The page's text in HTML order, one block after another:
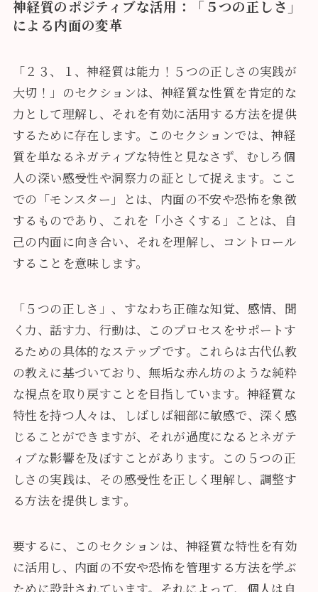
神経質のポジティブな活用：「５つの正しさ」
による内面の変革
「２３、１、神経質は能力！５つの正しさの実践が
大切！」のセクションは、神経質な性質を肯定的な
力として理解し、それを有効に活用する方法を提供
するために存在します。このセクションでは、神経
質を単なるネガティブな特性と見なさず、むしろ個
人の深い感受性や洞察力の証として捉えます。ここ
での「モンスター」とは、内面の不安や恐怖を象徴
するものであり、これを「小さくする」ことは、自
己の内面に向き合い、それを理解し、コントロール
することを意味します。
「５つの正しさ」、すなわち正確な知覚、感情、聞
く力、話す力、行動は、このプロセスをサポートす
るための具体的なステップです。これらは古代仏教
の教えに基づいており、無垢な赤ん坊のような純粋
な視点を取り戻すことを目指しています。神経質な
特性を持つ人々は、しばしば細部に敏感で、深く感
じることができますが、それが過度になるとネガテ
ィブな影響を及ぼすことがあります。この５つの正
しさの実践は、その感受性を正しく理解し、調整す
る方法を提供します。
要するに、このセクションは、神経質な特性を有効
に活用し、内面の不安や恐怖を管理する方法を学ぶ
ために設計されています。それによって、個人は自